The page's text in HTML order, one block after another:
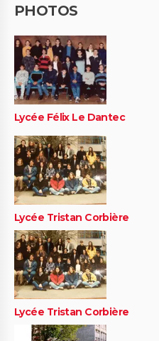
PHOTOS
Lycée Félix Le Dantec
Lycée Tristan Corbière
Lycée Tristan Corbière